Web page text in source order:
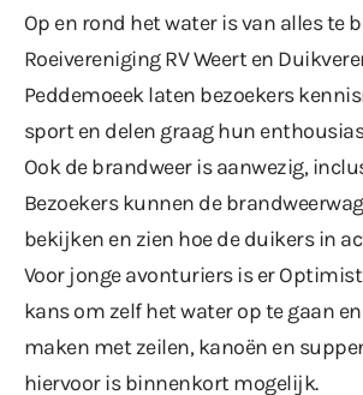
Op en rond het water is van alles te
Roeivereniging RV Weert en
Peddemoeek laten bezoekers
sport en delen graag hun
Ook de brandweer is aanwezig,
Bezoekers kunnen de
bekijken en zien hoe de duikers in
Voor jonge avonturiers is er Optimist
kans om zelf het water op te gaan
maken met zeilen, kanoën en
hiervoor is binnenkort mogelijk.